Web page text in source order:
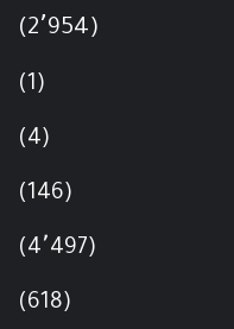
(2٬954)
(1)
(4)
(146)
(4٬497)
(618)